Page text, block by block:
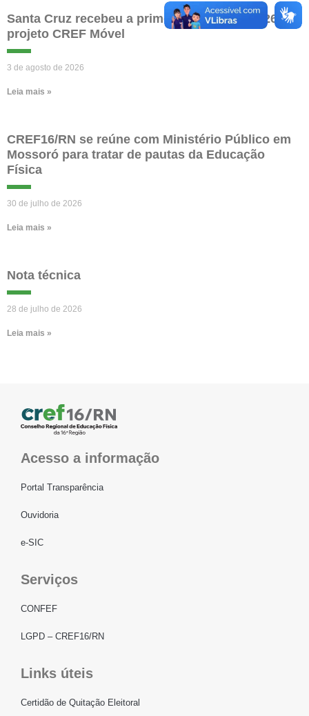
Santa Cruz recebeu a primeira edição de 2026 do
projeto CREF Móvel
3 de agosto de 2026
Leia mais »
CREF16/RN se reúne com Ministério Público em
Mossoró para tratar de pautas da Educação
Física
30 de julho de 2026
Leia mais »
Nota técnica
28 de julho de 2026
Leia mais »
Acesso a informação
Portal Transparência
Ouvidoria
e-SIC
Serviços
CONFEF
LGPD – CREF16/RN
Links úteis
Certidão de Quitação Eleitoral